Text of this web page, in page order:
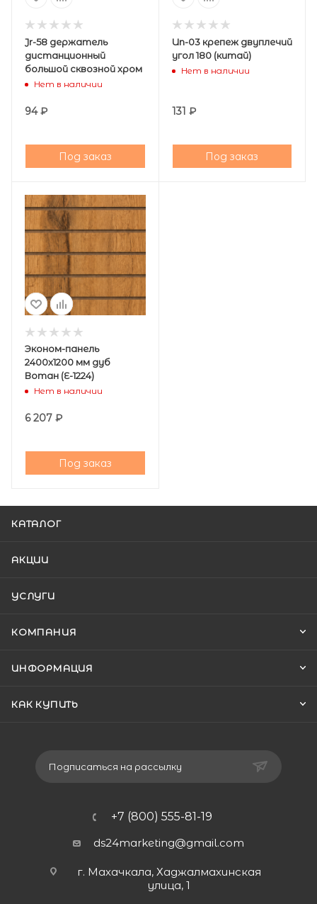
Jr-58 держатель
дистанционный
большой сквозной хром
Нет в наличии
94₽
Под заказ
Un-03 крепеж двуплечий
угол 180 (китай)
Нет в наличии
131 ₽
Под заказ
Эконом-панель
2400х1200 мм дуб
Вотан (E-1224)
Нет в наличии
6 207 ₽
Под заказ
КАТАЛОГ
АКЦИИ
УСЛУГИ
КОМПАНИЯ
ИНФОРМАЦИЯ
КАК КУПИТЬ
Подписаться на рассылку
+7 (800) 555-81-19
ds24marketing@gmail.com
г. Махачкала, Хаджалмахинская
улица, 1